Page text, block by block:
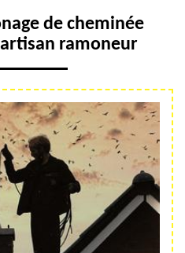
de cheminée
ramoneur